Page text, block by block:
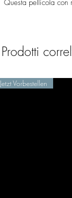
Questa pellicola con
Prodotti
Jetzt Vorbestellen